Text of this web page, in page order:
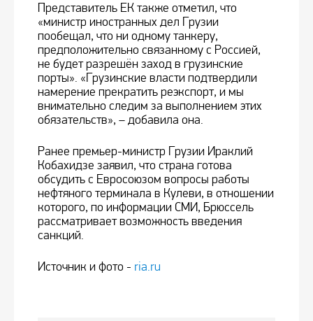
Представитель ЕК также отметил, что
«министр иностранных дел Грузии
пообещал, что ни одному танкеру,
предположительно связанному с Россией,
не будет разрешён заход в грузинские
порты». «Грузинские власти подтвердили
намерение прекратить реэкспорт, и мы
внимательно следим за выполнением этих
обязательств», – добавила она.
Ранее премьер-министр Грузии Ираклий
Кобахидзе заявил, что страна готова
обсудить с Евросоюзом вопросы работы
нефтяного терминала в Кулеви, в отношении
которого, по информации СМИ, Брюссель
рассматривает возможность введения
санкций.
Источник и фото - ria.ru